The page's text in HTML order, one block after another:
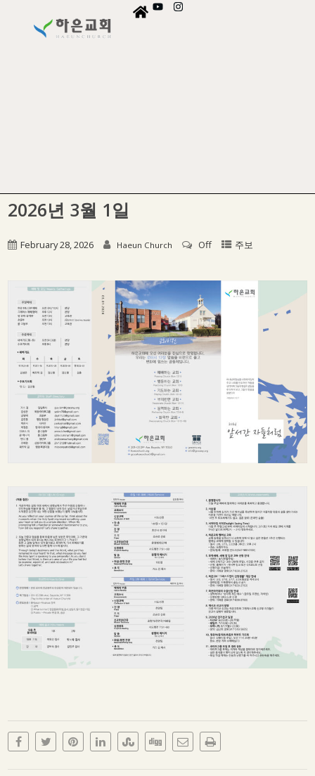
2026년 3월 1일
February 28, 2026 Haeun Church Off 주보